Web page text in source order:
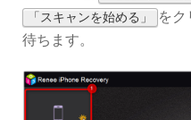
「スキャンを始める」
をク
待ちます。